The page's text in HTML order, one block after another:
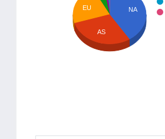
NA
EU
AS